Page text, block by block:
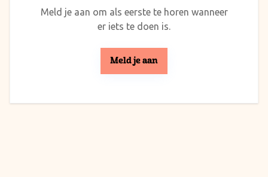
Meld je aan om als eerste te horen wanneer
er iets te doen is.
Meld je aan